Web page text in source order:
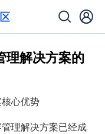
理解决方案的
心优势
理解决方案已经成